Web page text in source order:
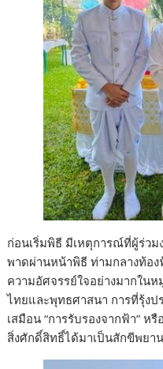
ก่อนเริ่มพิธี มีเหตุการณ์ที่ผู้ร่วม
พาดผ่านหน้าพิธี ท่ามกลางท้อ
ความอัศจรรย์ใจอย่างมากใน
ไทยและพุทธศาสนา การที่รุ้ง
เสมือน “การรับรองจากฟ้า” ห
สิ่งศักดิ์สิทธิ์ได้มาเป็นสักขีพยา